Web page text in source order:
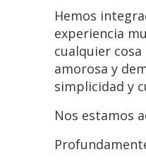
Hemos
experiencia
cualquier
amorosa y
simplicidad y
Nos estamos